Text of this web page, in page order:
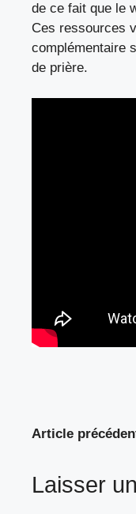
de ce fait que le
Ces ressources
complémentaire
de prière.
Article
Laisser